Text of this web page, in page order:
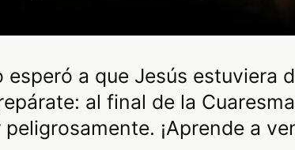
esperó a que Jesús estuviera
al final de la
¡Aprende a